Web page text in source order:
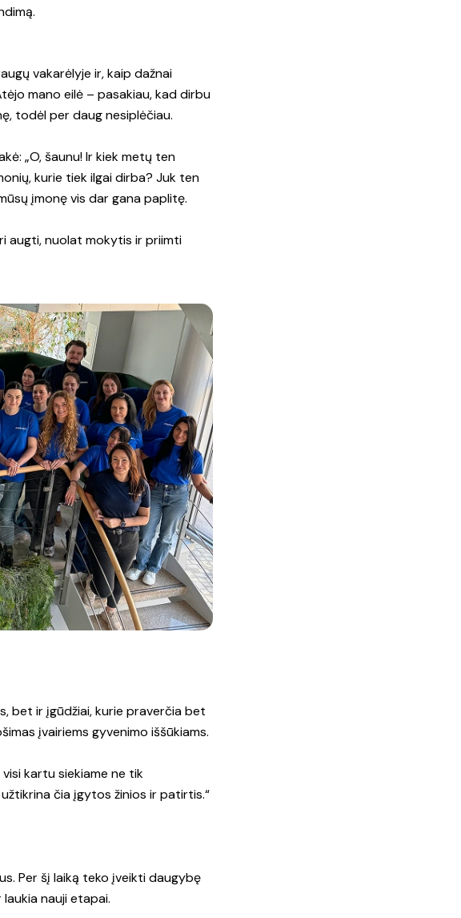
vakarėlyje ir, kaip dažnai
mano eilė – pasakiau, kad dirbu
todėl per daug nesiplėčiau.
„O, šaunu! Ir kiek metų ten
kurie tiek ilgai dirba? Juk ten
įmonę vis dar gana paplitę.
augti, nuolat mokytis ir priimti
bet ir įgūdžiai, kurie praverčia bet
įvairiems gyvenimo iššūkiams.
kartu siekiame ne tik
čia įgytos žinios ir patirtis.“
Per šį laiką teko įveikti daugybę
nauji etapai.